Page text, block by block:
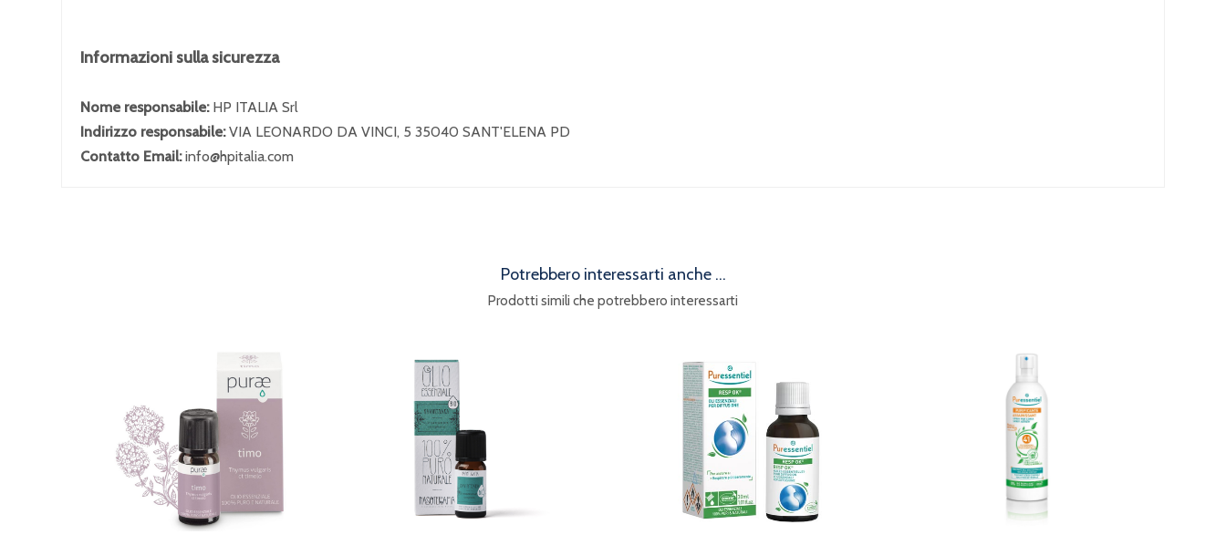
Informazioni sulla sicurezza
Nome responsabile: HP ITALIA Srl
Indirizzo responsabile:VIA LEONARDO DA VINCI, 5 35040 SANT'ELENA PD
Contatto Email:info@hpitalia.com
Potrebbero interessarti anche ...
Prodotti simili che potrebbero interessarti